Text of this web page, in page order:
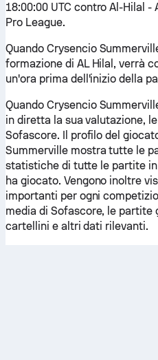
18:00:00 UTC contro Al-Hilal -
Pro League.
Quando Crysencio
formazione di AL Hilal, verrà
un'ora prima dell'inizio della
Quando Crysencio
in diretta la sua valutazione,
Sofascore. Il profilo del
Summerville mostra tutte le
statistiche di tutte le partite
ha giocato. Vengono inoltre
importanti per ogni
media di Sofascore, le partite
cartellini e altri dati rilevanti.